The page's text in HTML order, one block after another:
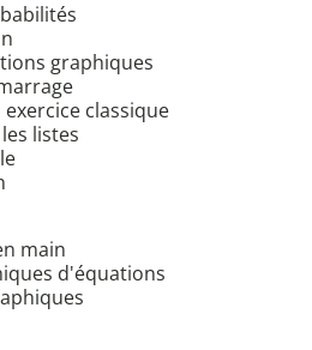
graphiques
classique
listes
main
d'équations